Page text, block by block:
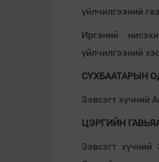
үйлчилгээний
Иргэний
үйлчилгээний
СҮХБААТАРЫН
Зэвсэгт хүчний
ЦЭРГИЙН
Зэвсэгт